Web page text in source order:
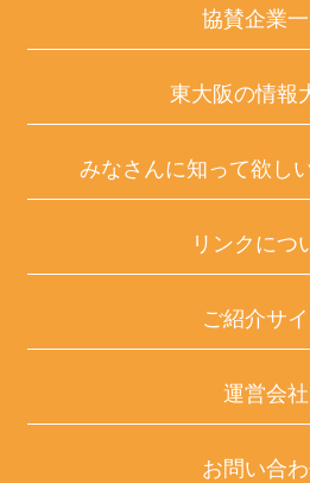
協賛企業
東大阪の情報
みなさんに知って欲し
リンクにつ
ご紹介サ
運営会社
お問い合